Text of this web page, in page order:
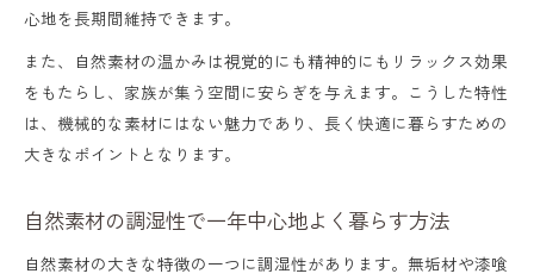
点
自然素材のメンテナンスを手軽に続ける方
法
無垢材と漆喰の特徴を比較して選ぶポイン
健やかさを守る家づくりの魅力とは
自然素材が実現する健やかな住まいの秘訣
心地を長期間維持できます。
また、自然素材の温かみは視覚的にも精神的にもリラックス効果
をもたらし、家族が集う空間に安らぎを与えます。こうした特性
は、機械的な素材にはない魅力であり、長く快適に暮らすための
大きなポイントとなります。
自然素材の調湿性で一年中心地よく暮らす方法
自然素材の大きな特徴の一つに調湿性があります。無垢材や漆喰